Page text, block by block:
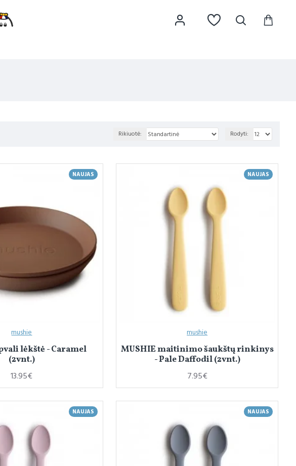
Rikiuotė: Rodyti:
NAUJAS
mushie
lėkštė - Caramel
(2vnt.)
13.95€
NAUJAS
mushie
MUSHIE maitinimo šaukštų rinkinys
- Pale Daffodil (2vnt.)
7.95€
NAUJAS NAUJAS